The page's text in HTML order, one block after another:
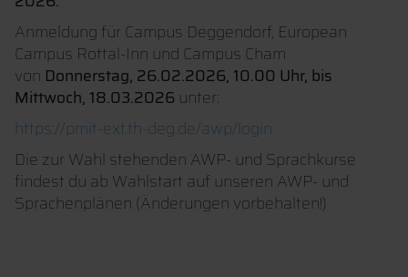
Anmeldung für Campus Deggendorf, European
Campus Rottal-Inn und Campus Cham
von Donnerstag, 26.02.2026, 10.00 Uhr, bis
Mittwoch, 18.03.2026 unter:
https://pmit-ext.th-deg.de/awp/login
Die zur Wahl stehenden AWP- und Sprachkurse
findest du ab Wahlstart auf unseren AWP- und
Sprachenplänen (Änderungen vorbehalten!)